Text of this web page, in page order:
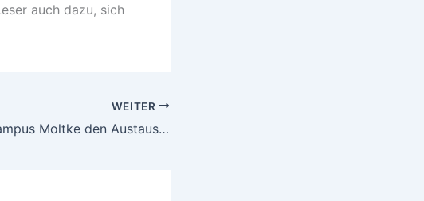
auch dazu, sich
WEITER
Wie Campus Moltke den Austausch fördert